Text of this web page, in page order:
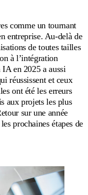
comme un tournant
entreprise. Au-delà de
de toutes tailles
à l’intégration
en 2025 a aussi
réussissent et ceux
ont été les erreurs
aux projets les plus
sur une année
prochaines étapes de